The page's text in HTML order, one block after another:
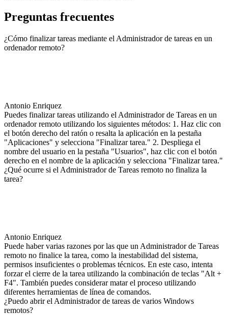
Preguntas frecuentes
¿Cómo finalizar tareas mediante el Administrador de tareas en un
ordenador remoto?
Antonio Enriquez
Puedes finalizar tareas utilizando el Administrador de Tareas en un
ordenador remoto utilizando los siguientes métodos: 1. Haz clic con
el botón derecho del ratón o resalta la aplicación en la pestaña
"Aplicaciones" y selecciona "Finalizar tarea." 2. Despliega el
nombre del usuario en la pestaña "Usuarios", haz clic con el botón
derecho en el nombre de la aplicación y selecciona "Finalizar tarea."
¿Qué ocurre si el Administrador de Tareas remoto no finaliza la
tarea?
Antonio Enriquez
Puede haber varias razones por las que un Administrador de Tareas
remoto no finalice la tarea, como la inestabilidad del sistema,
permisos insuficientes o problemas técnicos. En este caso, intenta
forzar el cierre de la tarea utilizando la combinación de teclas "Alt +
F4". También puedes considerar matar el proceso utilizando
diferentes herramientas de línea de comandos.
¿Puedo abrir el Administrador de tareas de varios Windows
remotos?